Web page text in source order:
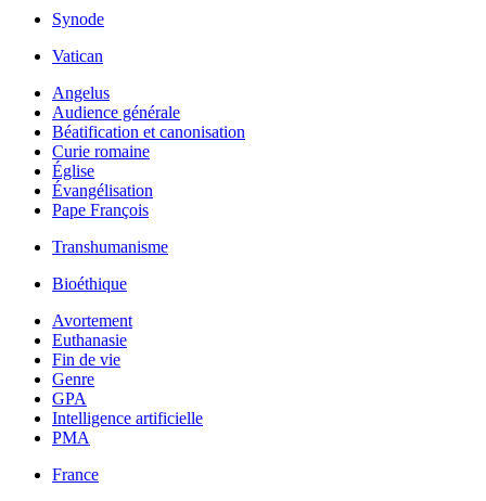
Synode
Vatican
Angelus
Audience générale
Béatification et canonisation
Curie romaine
Église
Évangélisation
Pape François
Transhumanisme
Bioéthique
Avortement
Euthanasie
Fin de vie
Genre
GPA
Intelligence artificielle
PMA
France